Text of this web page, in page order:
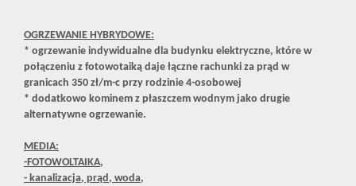
OGRZEWANIE HYBRYDOWE:
* ogrzewanie indywidualne dla budynku elektryczne, które w
połączeniu z fotowotaiką daje łączne rachunki za prąd w
granicach 350 zł/m-c przy rodzinie 4-osobowej
* dodatkowo kominem z płaszczem wodnym jako drugie
alternatywne ogrzewanie.
MEDIA:
-FOTOWOLTAIKA,
- kanalizacja, prąd, woda,